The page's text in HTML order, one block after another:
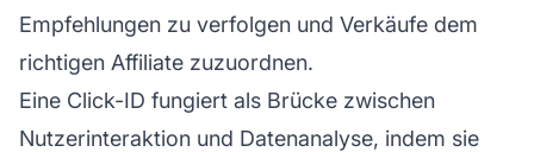
Empfehlungen zu verfolgen und Verkäufe dem
richtigen Affiliate zuzuordnen.
Eine Click-ID fungiert als Brücke zwischen
Nutzerinteraktion und Datenanalyse, indem sie